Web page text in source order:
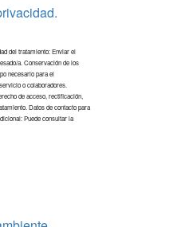
del tratamiento: Enviar el
a. Conservación de los
necesario para el
o colaboradores.
de acceso, rectificación,
Datos de contacto para
Puede consultar la